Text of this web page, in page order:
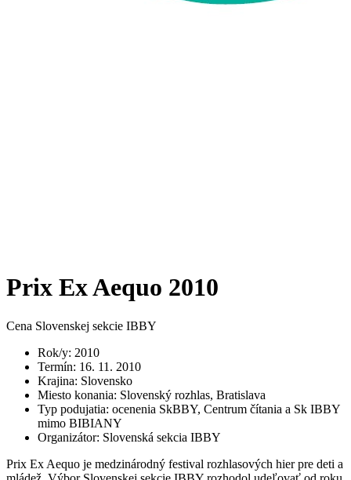
Prix Ex Aequo 2010
Cena Slovenskej sekcie IBBY
Rok/y: 2010
Termín: 16. 11. 2010
Krajina: Slovensko
Miesto konania: Slovenský rozhlas, Bratislava
Typ podujatia: ocenenia SkBBY, Centrum čítania a Sk IBBY
mimo BIBIANY
Organizátor: Slovenská sekcia IBBY
Prix Ex Aequo je medzinárodný festival rozhlasových hier pre deti a